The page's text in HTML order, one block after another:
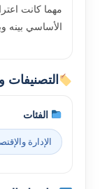
مهما كانت
الأساسي بينه
التصنيفات
الفئات
الإدارة